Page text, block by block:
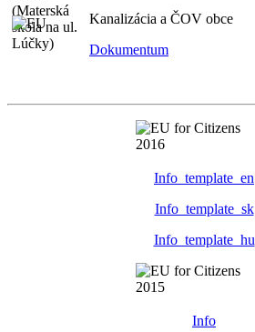
Kanalizácia a ČOV obce
Dokumentum
Info_template_en
Info_template_sk
Info_template_hu
Info